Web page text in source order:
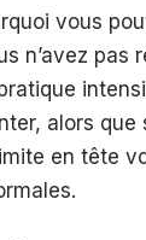
vous
n’avez pas
alors que
en tête